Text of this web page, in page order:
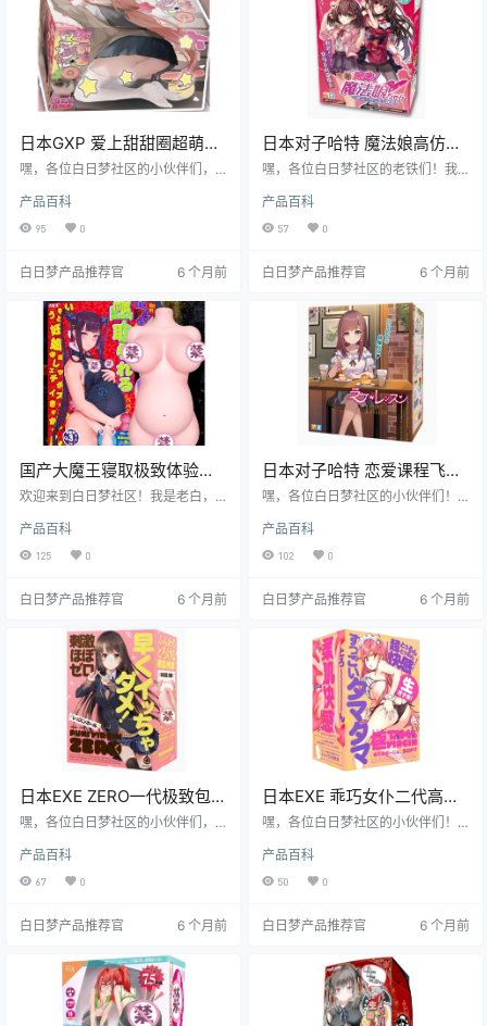
日本GXP 爱上甜甜圈超萌外
观飞机杯测评报告
嘿，各位白日梦社区的小伙伴们，
有特色的飞机杯——日本GXP爱上
甜甜圈。这可不是普通的飞机杯，
它那萌萌的甜甜圈造型，绝对能让
在可一点都不含糊。接下来，我就
看看它到底值不值得入手。
产品百科
95 0
白日梦产品推荐官 6 个月前
日本对子哈特 魔法娘高仿真
度硅胶飞机杯测评报告
嘿，各位白日梦社区的老铁们！我
的魔法娘飞机杯。这可是个让人眼
前一亮的宝贝，我可是一试就爱上
了！接下来，我就从各个角度给大
过人之处，又适合哪些老铁使用。
产品百科
57 0
白日梦产品推荐官 6 个月前
国产大魔王寝取极致体验飞
机杯测评报告
欢迎来到白日梦社区！我是老白，
师。今天，咱们就来好好唠唠日本
大魔王品牌的“寝取”飞机杯。这款产
品到底有啥特别之处？别急，跟着
满。
产品百科
125 0
白日梦产品推荐官 6 个月前
日本对子哈特 恋爱课程飞机
杯测评报告
嘿，各位白日梦社区的小伙伴们！
国对子哈特（Tenga）的恋爱课程飞
机杯。这款飞机杯号称是“温柔的恋
爱初体验”，到底是不是真的像它的
来，就让我带你一探究竟！
产品百科
102 0
白日梦产品推荐官 6 个月前
日本EXE ZERO一代极致包裹
飞机杯测评报告
嘿，各位白日梦社区的小伙伴们，
E 品牌的 ZERO 一代飞机杯。这可
是个让我又爱又恨的小玩意儿，接
了如指掌，到底值不值得入手，心
产品百科
67 0
白日梦产品推荐官 6 个月前
日本EXE 乖巧女仆二代高仿
真飞机杯测评
嘿，各位白日梦社区的小伙伴们！
乖巧女仆二代飞机杯。这玩意儿可
有意思了，我用了之后感觉挺有料
产品百科
50 0
白日梦产品推荐官 6 个月前